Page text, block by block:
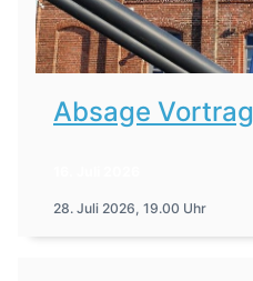
Absage Vortrag
28. Juli 2026, 19.00 Uhr